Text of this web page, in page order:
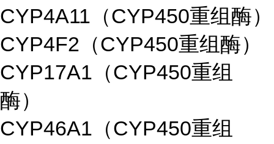
CYP4A11（CYP450重组酶）
CYP4F2（CYP450重组酶）
CYP17A1（CYP450重组
酶）
CYP46A1（CYP450重组